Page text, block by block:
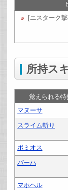
[エスターク
所持ス
覚えられる特
マヌーサ
スライム斬り
ボミオス
バーハ
マホヘル